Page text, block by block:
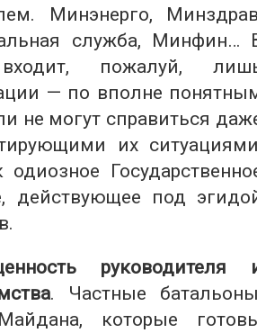
Минэнерго,
служба, Минфин…
пожалуй,
— по вполне
не могут справиться
их
действующее под
руководителя
. Частные
которые